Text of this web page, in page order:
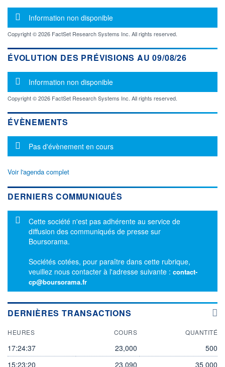
Message d'information
Information non disponible
Copyright © 2026 FactSet Research Systems Inc. All rights reserved.
ÉVOLUTION DES PRÉVISIONS AU 09/08/26
Message d'information
Information non disponible
Copyright © 2026 FactSet Research Systems Inc. All rights reserved.
ÉVÈNEMENTS
Message d'information
Pas d'évènement en cours
Voir l'agenda complet
DERNIERS COMMUNIQUÉS
Message d'information
Cette société n'est pas adhérente au service de
diffusion des communiqués de presse sur
Boursorama.
Sociétés cotées, pour paraître dans cette rubrique,
veuillez nous contacter à l'adresse suivante : contact-
cp@boursorama.fr
DERNIÈRES TRANSACTIONS
HEURES COURS QUANTITÉ
17:24:37 23,000
500
15:23:20
23,090 35 000